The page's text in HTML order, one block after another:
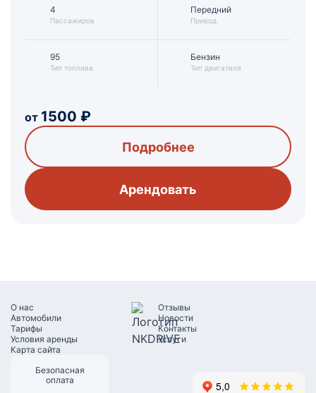
4
Пассажиров
95
Тип топлива
Передний
Привод
Бензин
Тип двигателя
от 1500 ₽
Подробнее
Арендовать
О наc
Автомобили
Тарифы
Условия аренды
Отзывы
Новости
Контакты
Услуги
Карта сайта
Безопасная
оплата